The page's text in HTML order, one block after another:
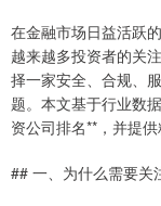
在金融市场日益活跃
越来越多投资者的关
择一家安全、合规、
题。本文基于行业数
资公司排名**，并提
## 一、为什么需要关